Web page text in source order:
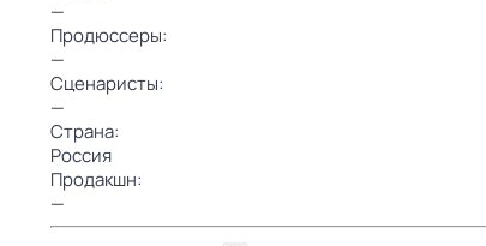
—
Продюссеры:
—
Сценаристы:
—
Страна:
Россия
Продакшн:
—